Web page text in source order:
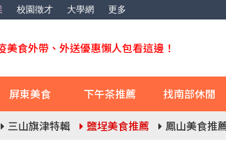
校園徵才 大學網 更多
美食外帶、外送優惠懶人包看這邊！
屏東美食 下午茶推薦 找南部休閒
三山旗津特輯 鹽埕美食推薦 鳳山美食推